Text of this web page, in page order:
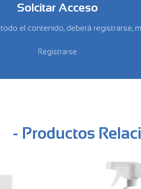
Solcitar Acceso
el contenido, deberá registrarse,
Registrarse
- Productos